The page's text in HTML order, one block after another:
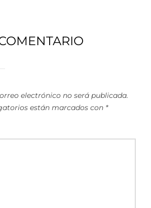
electrónico no será publicada.
están marcados con *